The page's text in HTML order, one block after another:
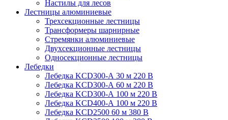
Настилы для лесов
Лестницы алюминиевые
Трехсекционные лестницы
Трансформеры шарнирные
Стремянки алюминиевые
Двухсекционные лестницы
Односекционные лестницы
Лебедки
Лебедка KCD300-А 30 м 220 В
Лебедка KCD300-А 60 м 220 В
Лебедка KCD300-А 100 м 220 В
Лебедка KCD400-А 100 м 220 В
Лебедка KCD2500 60 м 380 В